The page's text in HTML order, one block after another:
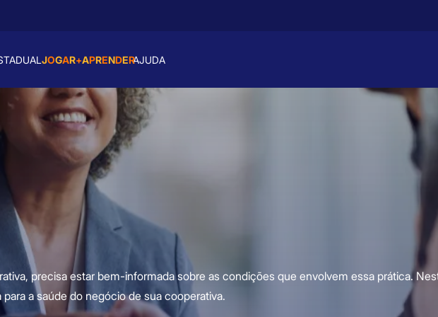
JOGAR+APRENDERAJUDA
precisa estar bem-informada sobre as condições que envolvem essa prática.
a saúde do negócio de sua cooperativa.